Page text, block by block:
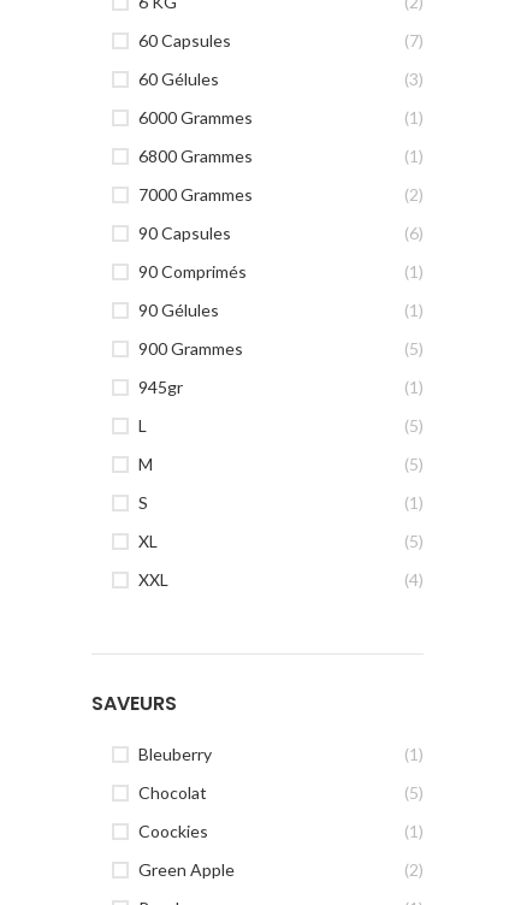
60 Capsules
(7)
60 Gélules
(3)
6000 Grammes
(1)
6800 Grammes
(1)
7000 Grammes
(2)
90 Capsules
(6)
90 Comprimés
(1)
90 Gélules
(1)
900 Grammes
(5)
945gr
(1)
L
(5)
M
(5)
S
(1)
XL
(5)
XXL
(4)
SAVEURS
Bleuberry
(1)
Chocolat
(5)
Coockies
(1)
Green Apple
(2)